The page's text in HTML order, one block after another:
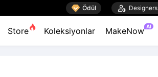
 Ödül  Designers
Store Koleksiyonlar MakeNow AI